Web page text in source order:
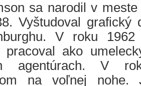
sa narodil v
Vyštudoval grafický
V roku
pracoval ako
agentúrach. V
na voľnej nohe.